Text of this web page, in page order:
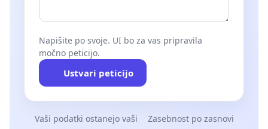
Napišite po svoje. UI bo za vas pripravila
močno peticijo.
Ustvari peticijo
Vaši podatki ostanejo vaši Zasebnost po zasnovi